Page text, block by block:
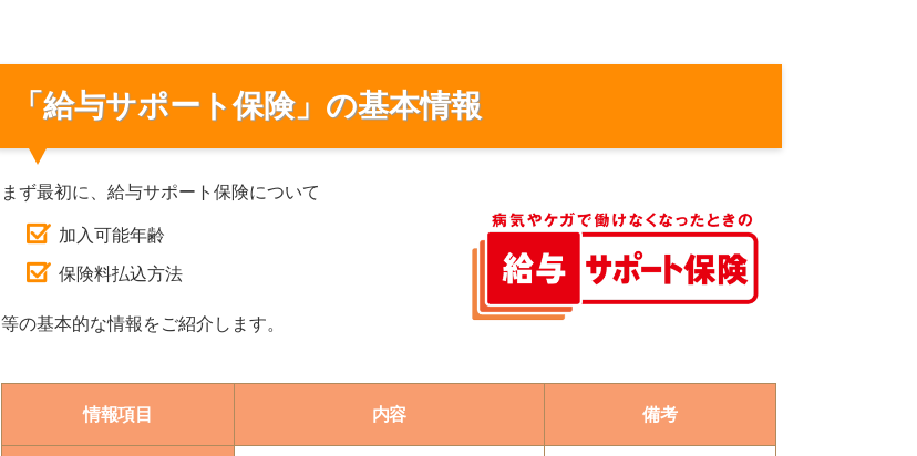
「給与サポート保険」の基本情報
まず最初に、給与サポート保険について
加入可能年齢
保険料払込方法
等の基本的な情報をご紹介します。
情報項目 内容 備考